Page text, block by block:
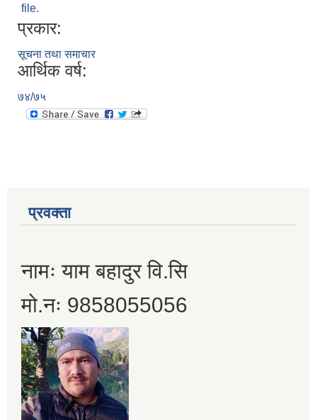
file.
प्रकार:
सूचना तथा समाचार
आर्थिक वर्ष:
७४/७५
प्रवक्ता
नामः याम बहादुर वि.सि
मो.नः 9858055056